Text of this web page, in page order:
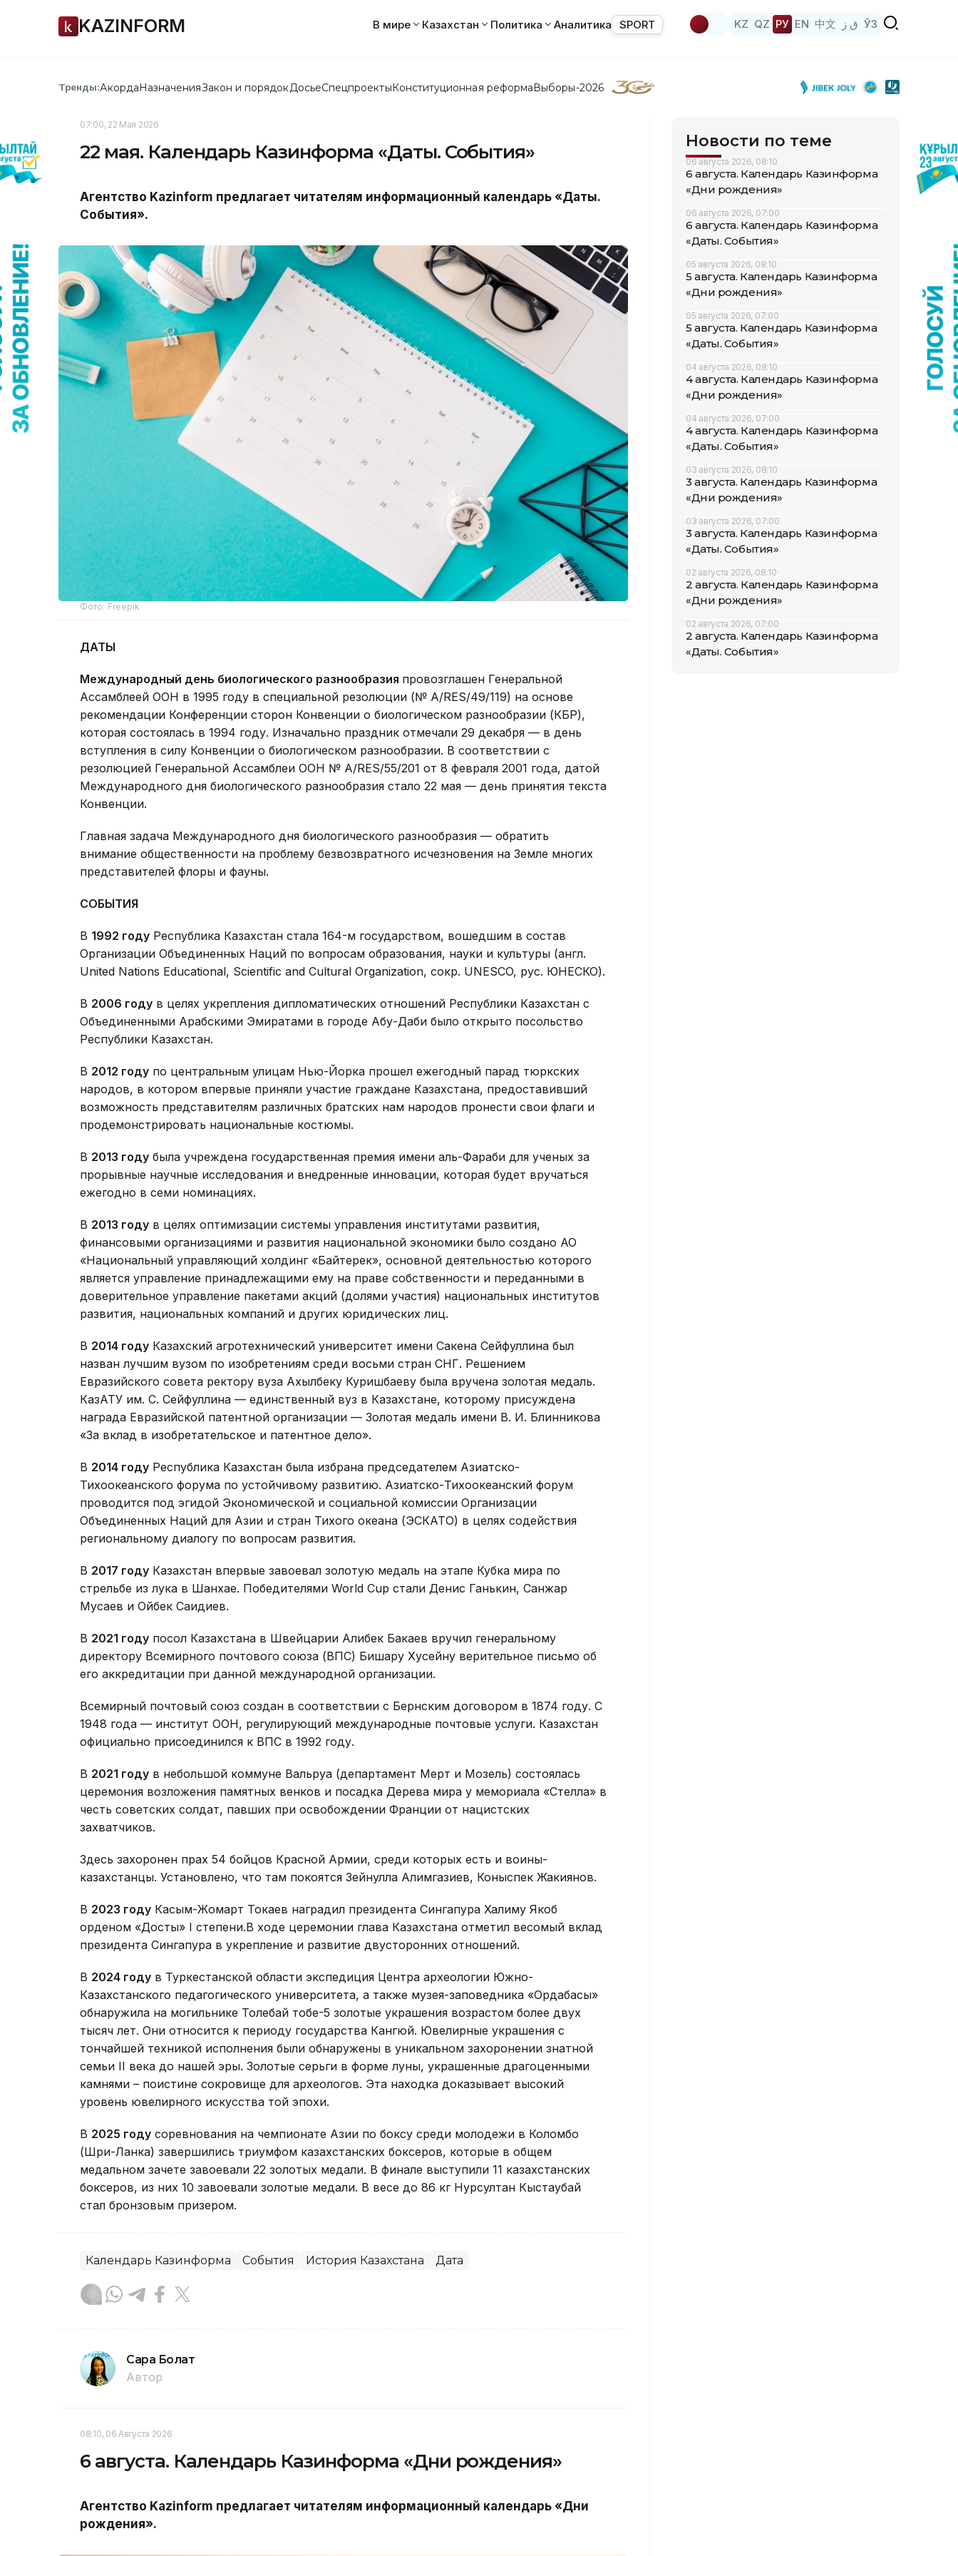
KAZINFORM В мире Казахстан Политика Аналитика SPORT KZ QZ РУ EN 中文 ق ز ЎЗ
Тренды:АкордаНазначенияЗакон и порядок ДосьеСпецпроектыКонституционная реформаВыборы-2026
07:00, 22 Мая 2026
22 мая. Календарь Казинформа «Даты. События»
Агентство Kazinform предлагает читателям информационный календарь «Даты.
События».
Фото: Freepik
ДАТЫ
Международный день биологического разнообразия провозглашен Генеральной
Ассамблеей ООН в 1995 году в специальной резолюции (№ A/RES/49/119) на основе
рекомендации Конференции сторон Конвенции о биологическом разнообразии (КБР),
которая состоялась в 1994 году. Изначально праздник отмечали 29 декабря — в день
вступления в силу Конвенции о биологическом разнообразии. В соответствии с
резолюцией Генеральной Ассамблеи ООН № A/RES/55/201 от 8 февраля 2001 года, датой
Международного дня биологического разнообразия стало 22 мая — день принятия текста
Конвенции.
Главная задача Международного дня биологического разнообразия — обратить
внимание общественности на проблему безвозвратного исчезновения на Земле многих
представителей флоры и фауны.
СОБЫТИЯ
В 1992 году Республика Казахстан стала 164-м государством, вошедшим в состав
Организации Объединенных Наций по вопросам образования, науки и культуры (англ.
United Nations Educational, Scientific and Cultural Organization, сокр. UNESCO, рус. ЮНЕСКО).
В 2006 году в целях укрепления дипломатических отношений Республики Казахстан с
Объединенными Арабскими Эмиратами в городе Абу-Даби было открыто посольство
Республики Казахстан.
В 2012 году по центральным улицам Нью-Йорка прошел ежегодный парад тюркских
народов, в котором впервые приняли участие граждане Казахстана, предоставивший
возможность представителям различных братских нам народов пронести свои флаги и
продемонстрировать национальные костюмы.
В 2013 году была учреждена государственная премия имени аль-Фараби для ученых за
прорывные научные исследования и внедренные инновации, которая будет вручаться
ежегодно в семи номинациях.
В 2013 году в целях оптимизации системы управления институтами развития,
финансовыми организациями и развития национальной экономики было создано АО
«Национальный управляющий холдинг «Байтерек», основной деятельностью которого
является управление принадлежащими ему на праве собственности и переданными в
доверительное управление пакетами акций (долями участия) национальных институтов
развития, национальных компаний и других юридических лиц.
В 2014 году Казахский агротехнический университет имени Сакена Сейфуллина был
назван лучшим вузом по изобретениям среди восьми стран СНГ. Решением
Евразийского совета ректору вуза Ахылбеку Куришбаеву была вручена золотая медаль.
КазАТУ им. С. Сейфуллина — единственный вуз в Казахстане, которому присуждена
награда Евразийской патентной организации — Золотая медаль имени В. И. Блинникова
«За вклад в изобретательское и патентное дело».
В 2014 году Республика Казахстан была избрана председателем Азиатско-
Тихоокеанского форума по устойчивому развитию. Азиатско-Тихоокеанский форум
проводится под эгидой Экономической и социальной комиссии Организации
Объединенных Наций для Азии и стран Тихого океана (ЭСКАТО) в целях содействия
региональному диалогу по вопросам развития.
В 2017 году Казахстан впервые завоевал золотую медаль на этапе Кубка мира по
стрельбе из лука в Шанхае. Победителями World Cup стали Денис Ганькин, Санжар
Мусаев и Ойбек Саидиев.
В 2021 году посол Казахстана в Швейцарии Алибек Бакаев вручил генеральному
директору Всемирного почтового союза (ВПС) Бишару Хусейну верительное письмо об
его аккредитации при данной международной организации.
Всемирный почтовый союз создан в соответствии с Бернским договором в 1874 году. С
1948 года — институт ООН, регулирующий международные почтовые услуги. Казахстан
официально присоединился к ВПС в 1992 году.
В 2021 году в небольшой коммуне Вальруа (департамент Мерт и Мозель) состоялась
церемония возложения памятных венков и посадка Дерева мира у мемориала «Стелла» в
честь советских солдат, павших при освобождении Франции от нацистских
захватчиков.
Здесь захоронен прах 54 бойцов Красной Армии, среди которых есть и воины-
казахстанцы. Установлено, что там покоятся Зейнулла Алимгазиев, Коныспек Жакиянов.
В 2023 году Касым-Жомарт Токаев наградил президента Сингапура Халиму Якоб
орденом «Достық» I степени.В ходе церемонии глава Казахстана отметил весомый вклад
президента Сингапура в укрепление и развитие двусторонних отношений.
В 2024 году в Туркестанской области экспедиция Центра археологии Южно-
Казахстанского педагогического университета, а также музея-заповедника «Ордабасы»
обнаружила на могильнике Толебай тобе-5 золотые украшения возрастом более двух
тысяч лет. Они относится к периоду государства Кангюй. Ювелирные украшения с
тончайшей техникой исполнения были обнаружены в уникальном захоронении знатной
семьи II века до нашей эры. Золотые серьги в форме луны, украшенные драгоценными
камнями – поистине сокровище для археологов. Эта находка доказывает высокий
уровень ювелирного искусства той эпохи.
В 2025 году соревнования на чемпионате Азии по боксу среди молодежи в Коломбо
(Шри-Ланка) завершились триумфом казахстанских боксеров, которые в общем
медальном зачете завоевали 22 золотых медали. В финале выступили 11 казахстанских
боксеров, из них 10 завоевали золотые медали. В весе до 86 кг Нурсултан Кыстаубай
стал бронзовым призером.
Календарь Казинформа События История Казахстана Дата
Сара Болат
Автор
08:10, 06 Августа 2026
6 августа. Календарь Казинформа «Дни рождения»
Агентство Kazinform предлагает читателям информационный календарь «Дни
рождения».
Новости по теме
06 августа 2026, 08:10
6 августа. Календарь Казинформа
«Дни рождения»
06 августа 2026, 07:00
6 августа. Календарь Казинформа
«Даты. События»
05 августа 2026, 08:10
5 августа. Календарь Казинформа
«Дни рождения»
05 августа 2026, 07:00
5 августа. Календарь Казинформа
«Даты. События»
04 августа 2026, 08:10
4 августа. Календарь Казинформа
«Дни рождения»
04 августа 2026, 07:00
4 августа. Календарь Казинформа
«Даты. События»
03 августа 2026, 08:10
3 августа. Календарь Казинформа
«Дни рождения»
03 августа 2026, 07:00
3 августа. Календарь Казинформа
«Даты. События»
02 августа 2026, 08:10
2 августа. Календарь Казинформа
«Дни рождения»
02 августа 2026, 07:00
2 августа. Календарь Казинформа
«Даты. События»